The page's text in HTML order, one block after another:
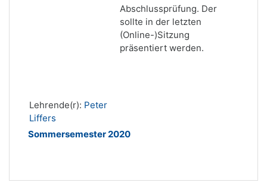
Abschlussprüfung. Der
sollte in der letzten
(Online-)Sitzung
präsentiert werden.
Lehrende(r): Peter
Liffers
Sommersemester 2020